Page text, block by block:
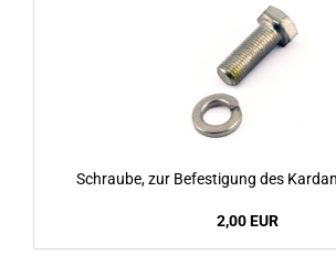
Schraube, zur Befestigung des
2,00 EUR